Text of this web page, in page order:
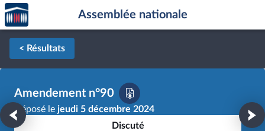
Aller au contenu
Aller en bas de la page
Accèder
à la
page
d'accueil
Assemblée nationale
< Résultats
Amendement n°90
Déposé le jeudi 5 décembre 2024
Discuté